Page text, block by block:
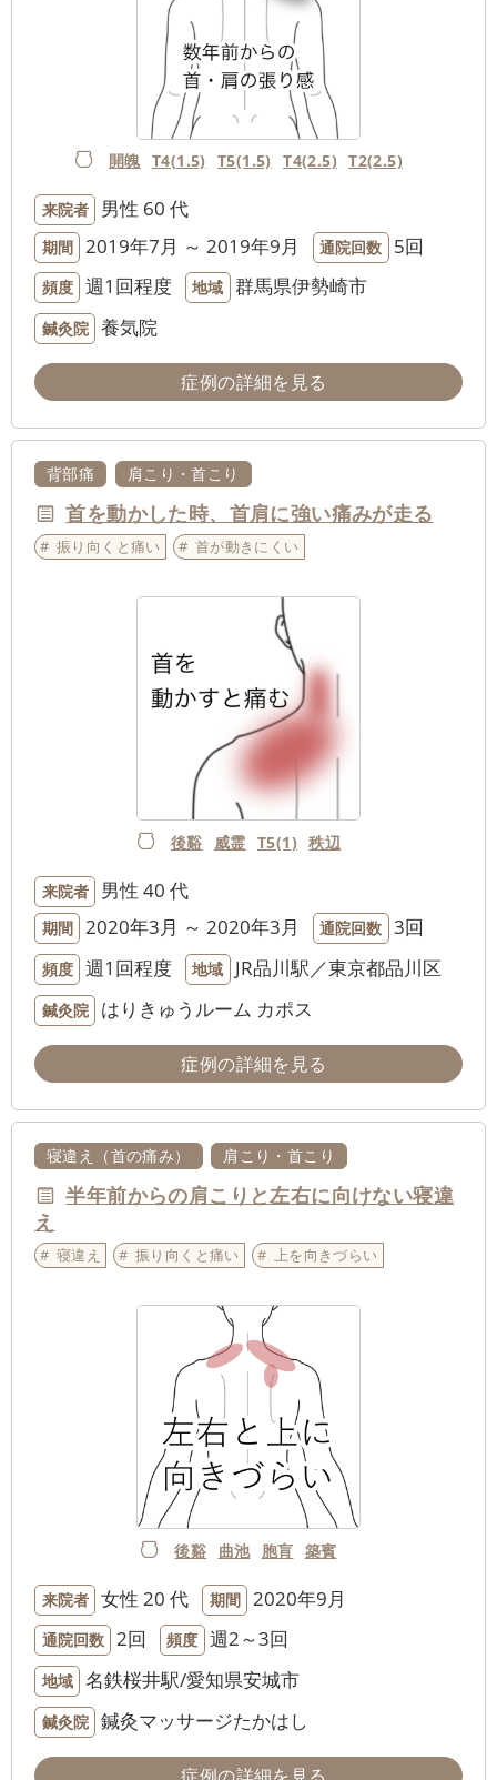
開魄 T4(1.5) T5(1.5) T4(2.5) T2(2.5)
来院者 男性 60 代
期間 2019年7月 ～ 2019年9月 通院回数 5回
頻度 週1回程度 地域 群馬県伊勢崎市
鍼灸院 養気院
症例の詳細を見る
背部痛 肩こり・首こり
首を動かした時、首肩に強い痛みが走る
振り向くと痛い 首が動きにくい
後谿 威霊 T5(1) 秩辺
来院者 男性 40 代
期間 2020年3月 ～ 2020年3月 通院回数 3回
頻度 週1回程度 地域 JR品川駅／東京都品川区
鍼灸院 はりきゅうルーム カポス
症例の詳細を見る
寝違え（首の痛み） 肩こり・首こり
半年前からの肩こりと左右に向けない寝違
え
寝違え 振り向くと痛い 上を向きづらい
後谿 曲池 胞肓 築賓
来院者 女性 20 代 期間 2020年9月
通院回数 2回 頻度 週2～3回
地域 名鉄桜井駅/愛知県安城市
鍼灸院 鍼灸マッサージたかはし